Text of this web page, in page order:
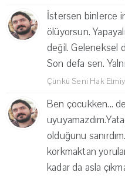
İstersen binlerce
ölüyorsun.
değil. Geleneksel
Son defa sen.
Çünkü Seni Hak
Ben çocukken...
olduğunu
korkmaktan
kadar da asla